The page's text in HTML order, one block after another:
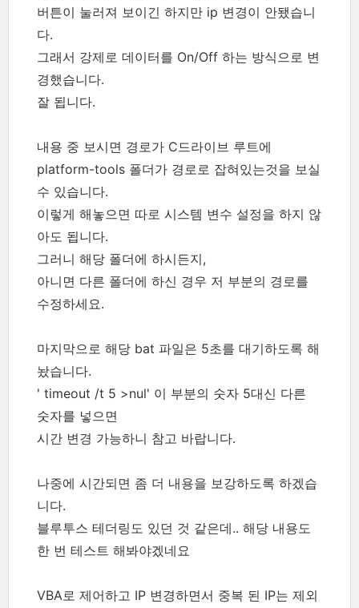
버튼이 눌러져 보이긴 하지만 ip 변경이 안됐습니
다.
그래서 강제로 데이터를 On/Off 하는 방식으로 변
경했습니다.
잘 됩니다.
내용 중 보시면 경로가 C드라이브 루트에
platform-tools 폴더가 경로로 잡혀있는것을 보실
수 있습니다.
이렇게 해놓으면 따로 시스템 변수 설정을 하지 않
아도 됩니다.
그러니 해당 폴더에 하시든지,
아니면 다른 폴더에 하신 경우 저 부분의 경로를
수정하세요.
마지막으로 해당 bat 파일은 5초를 대기하도록 해
놨습니다.
' timeout /t 5 >nul' 이 부분의 숫자 5대신 다른
숫자를 넣으면
시간 변경 가능하니 참고 바랍니다.
나중에 시간되면 좀 더 내용을 보강하도록 하겠습
니다.
블루투스 테더링도 있던 것 같은데.. 해당 내용도
한 번 테스트 해봐야겠네요
VBA로 제어하고 IP 변경하면서 중복 된 IP는 제외